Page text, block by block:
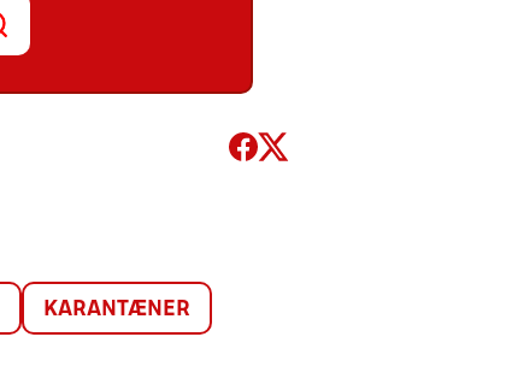
KARANTÆNER